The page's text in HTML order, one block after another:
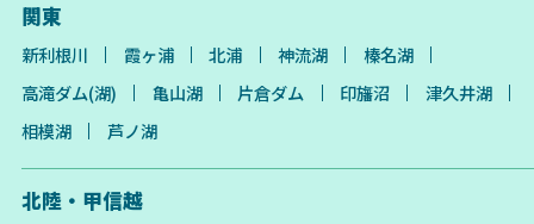
関東
新利根川 霞ヶ浦 北浦 神流湖
榛名湖
高滝ダム(湖)
亀山湖 片倉ダム 印旛沼
津久井湖
相模湖
芦ノ湖
北陸・甲信越